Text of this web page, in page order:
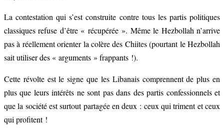
La contestation qui s’est construite contre tous les partis politiques
classiques refuse d’être « récupérée ». Même le Hezbollah n’arrive
pas à réellement orienter la colère des Chiites (pourtant le Hezbollah
sait utiliser des « arguments » frappants !).
Cette révolte est le signe que les Libanais comprennent de plus en
plus que leurs intérêts ne sont pas dans des partis confessionnels et
que la société est surtout partagée en deux : ceux qui triment et ceux
qui profitent !